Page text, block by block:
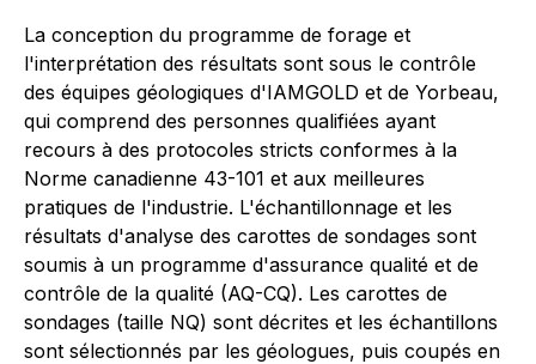
La conception du programme de forage et
l'interprétation des résultats sont sous le contrôle
des équipes géologiques d'IAMGOLD et de Yorbeau,
qui comprend des personnes qualifiées ayant
recours à des protocoles stricts conformes à la
Norme canadienne 43-101 et aux meilleures
pratiques de l'industrie. L'échantillonnage et les
résultats d'analyse des carottes de sondages sont
soumis à un programme d'assurance qualité et de
contrôle de la qualité (AQ-CQ). Les carottes de
sondages (taille NQ) sont décrites et les échantillons
sont sélectionnés par les géologues, puis coupés en